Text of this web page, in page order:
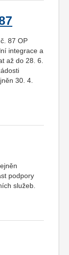
87 OP
integrace a
až do 28. 6.
30. 4.
podpory
služeb.